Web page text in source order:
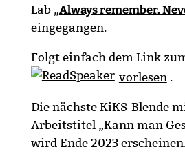
Lab „Always remember.
eingegangen.
Folgt einfach dem Link
vorlesen .
Die nächste KiKS-Blende
Arbeitstitel „Kann man
wird Ende 2023